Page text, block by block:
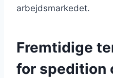
arbejdsmarkedet.
Fremtidige
for spedition